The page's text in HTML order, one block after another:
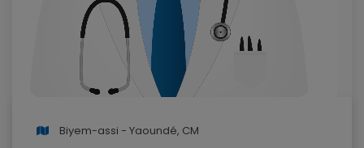
Biyem-assi - Yaoundé, CM